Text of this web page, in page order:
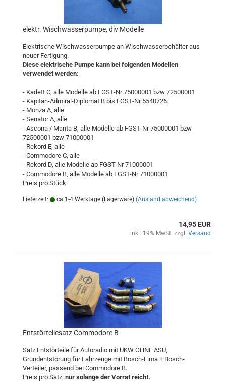
elektr. Wischwasserpumpe, div Modelle
Elektrische Wischwasserpumpe an Wischwasserbehälter aus
neuer Fertigung.
Diese elektrische Pumpe kann bei folgenden Modellen
verwendet werden:
- Kadett C, alle Modelle ab FGST-Nr 75000001 bzw 72500001
- Kapitän-Admiral-Diplomat B bis FGST-Nr 5540726.
- Monza A, alle
- Senator A, alle
- Ascona / Manta B, alle Modelle ab FGST-Nr 75000001 bzw
72500001 bzw 71000001
- Rekord E, alle
- Commodore C, alle
- Rekord D, alle Modelle ab FGST-Nr 71000001
- Commodore B, alle Modelle ab FGST-Nr 71000001
Preis pro Stück
Lieferzeit: ca.1-4 Werktage (Lagerware) (Ausland abweichend)
14,95 EUR
inkl. 19% MwSt. zzgl. Versand
Entstörteilesatz Commodore B
Satz Entstörteile für Autoradio mit UKW OHNE ASU,
Grundentstörung für Fahrzeuge mit Bosch-Lima + Bosch-
Verteiler, passend bei Commodore B.
Preis pro Satz, nur solange der Vorrat reicht.